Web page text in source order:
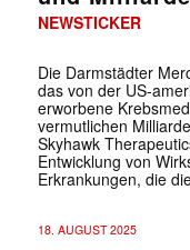
NEWSTICKER
Die Darmstädter
das von der US-
erworbene
vermutlichen
Skyhawk
Entwicklung von
Erkrankungen, die
18. AUGUST 2025